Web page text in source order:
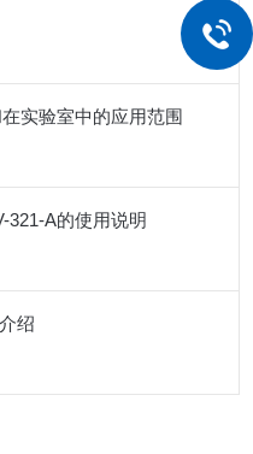
实验室中的应用范围
321-A的使用说明
绍